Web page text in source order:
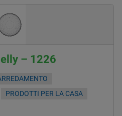
– 1226
PRODOTTI PER LA CASA